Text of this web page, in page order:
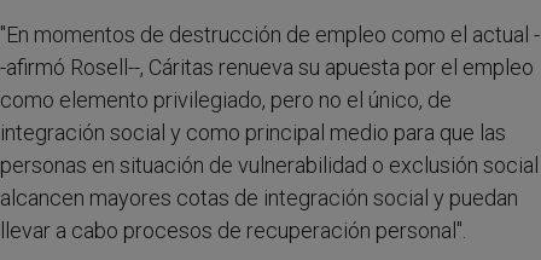
"En momentos de destrucción de empleo como el actual -
-afirmó Rosell--, Cáritas renueva su apuesta por el empleo
como elemento privilegiado, pero no el único, de
integración social y como principal medio para que las
personas en situación de vulnerabilidad o exclusión social
alcancen mayores cotas de integración social y puedan
llevar a cabo procesos de recuperación personal".